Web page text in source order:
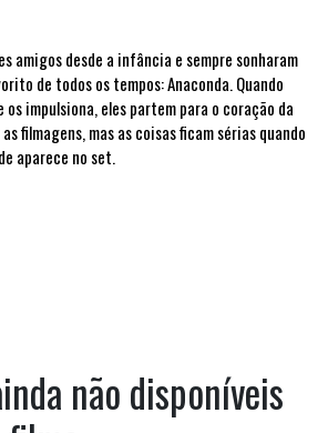
amigos desde a infância e sempre sonharam
de todos os tempos: Anaconda. Quando
impulsiona, eles partem para o coração da
filmagens, mas as coisas ficam sérias quando
aparece no set.
não disponíveis